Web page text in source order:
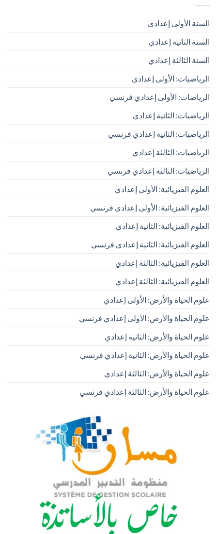
السنة الأولى إعدادي
السنة الثانية إعدادي
السنة الثالثة إعدادي
الرياضيات: الأولى إعدادي
الرياضات: الأولى إعدادي فرنسي
الرياضيات: الثانية إعدادي
الرياضيات: الثانية إعدادي فرنسي
الرياضيات: الثالثة إعدادي
الرياضيات: الثالثة إعدادي فرنسي
العلوم الفيزيائية: الأولى إعدادي
العلوم الفيزيائية: الأولى إعدادي فرنسي
العلوم الفيزيائية: الثانية إعدادي
العلوم الفيزيائية: الثانية إعدادي فرنسي
العلوم الفيزيائية: الثالثة إعدادي
العلوم الفيزيائية: الثالثة إعدادي
علوم الحياة والأرض: الأولى إعدادي
علوم الحياة والأرض: الأولى إعدادي فرنسي
علوم الحياة والأرض: الثانية إعدادي
علوم الحياة والأرض: الثانية إعدادي فرنسي
علوم الحياة والأرض: الثالثة إعدادي
علوم الحياة والأرض: الثالثة إعدادي فرنسي